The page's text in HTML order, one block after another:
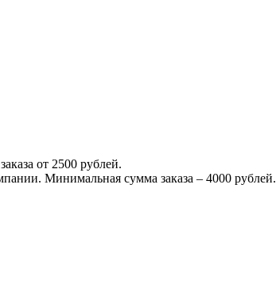
от 2500 рублей.
Минимальная сумма заказа – 4000 рублей.